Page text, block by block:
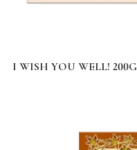
I WISH YOU WELL! 200G